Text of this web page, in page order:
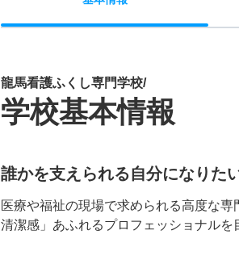
龍馬看護ふくし専門学校/
学校基本情報
誰かを支えられる自分になりた
医療や福祉の現場で求められる高度な
清潔感」あふれるプロフェッショナルを